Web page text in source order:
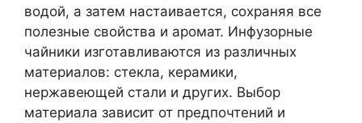
водой, а затем настаивается, сохраняя все
полезные свойства и аромат. Инфузорные
чайники изготавливаются из различных
материалов: стекла, керамики,
нержавеющей стали и других. Выбор
материала зависит от предпочтений и